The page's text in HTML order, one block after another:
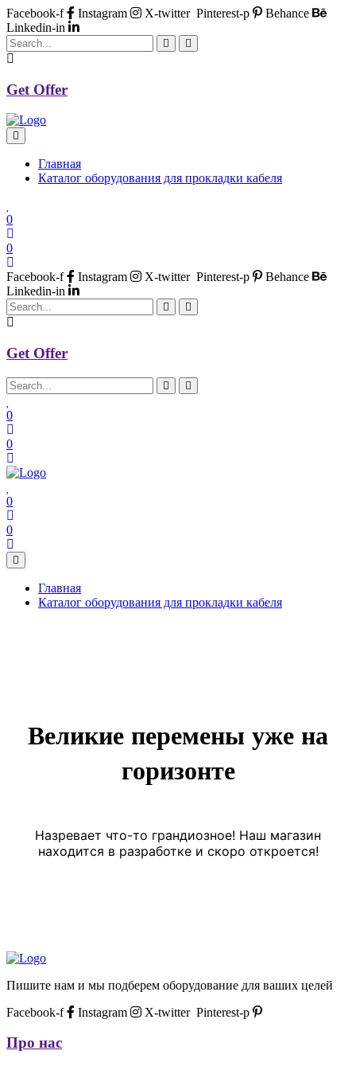
Facebook-f Instagram X-twitter Pinterest-p
Behance
Linkedin-in
Get Offer
Главная
Каталог оборудования для прокладки кабеля
0
0
Facebook-f Instagram X-twitter Pinterest-p
Behance
Linkedin-in
Get Offer
0
0
0
0
Главная
Каталог оборудования для прокладки кабеля
Великие перемены уже на
горизонте
Назревает что-то грандиозное! Наш магазин
находится в разработке и скоро откроется!
Пишите нам и мы подберем оборудование для ваших целей
Facebook-f
Instagram X-twitter Pinterest-p
Про нас